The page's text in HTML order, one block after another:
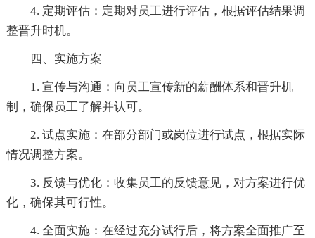
4. 定期评估：定期对员工进行评估，根据评估结果调
整晋升时机。
四、实施方案
1. 宣传与沟通：向员工宣传新的薪酬体系和晋升机
制，确保员工了解并认可。
2. 试点实施：在部分部门或岗位进行试点，根据实际
情况调整方案。
3. 反馈与优化：收集员工的反馈意见，对方案进行优
化，确保其可行性。
4. 全面实施：在经过充分试行后，将方案全面推广至